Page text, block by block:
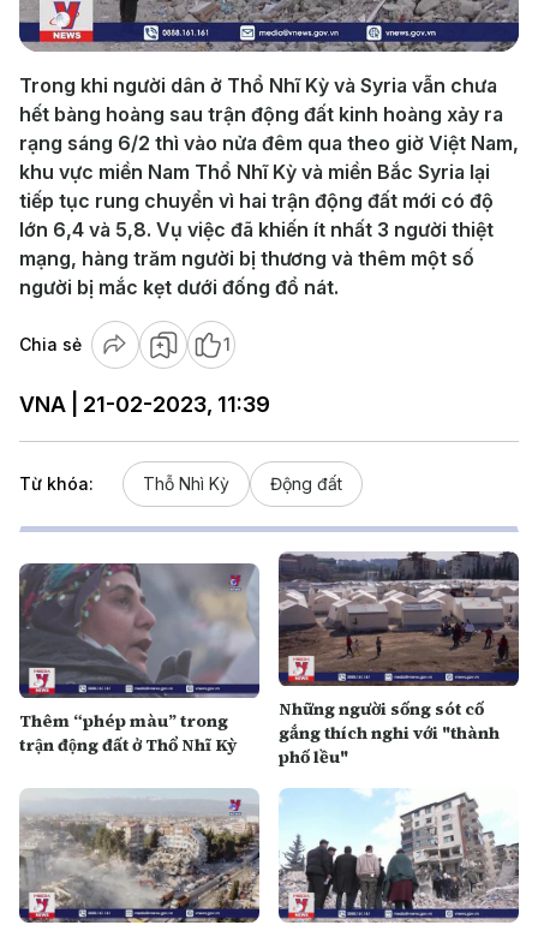
Video
Trong khi người dân ở Thổ Nhĩ Kỳ và Syria vẫn chưa
hết bàng hoàng sau trận động đất kinh hoàng xảy ra
rạng sáng 6/2 thì vào nửa đêm qua theo giờ Việt Nam,
khu vực miền Nam Thổ Nhĩ Kỳ và miền Bắc Syria lại
tiếp tục rung chuyển vì hai trận động đất mới có độ
lớn 6,4 và 5,8. Vụ việc đã khiến ít nhất 3 người thiệt
mạng, hàng trăm người bị thương và thêm một số
người bị mắc kẹt dưới đống đổ nát.
Chia sẻ 1
VNA | 21-02-2023, 11:39
Từ khóa: Thỗ Nhì Kỳ Động đất
Thêm “phép màu” trong
trận động đất ở Thổ Nhĩ Kỳ
Những người sống sót cố
gắng thích nghi với "thành
phố lều"